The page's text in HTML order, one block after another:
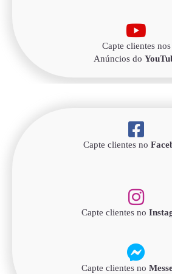
Capte clientes nos
Anúncios do
Capte clientes no
Capte clientes no
Capte clientes no